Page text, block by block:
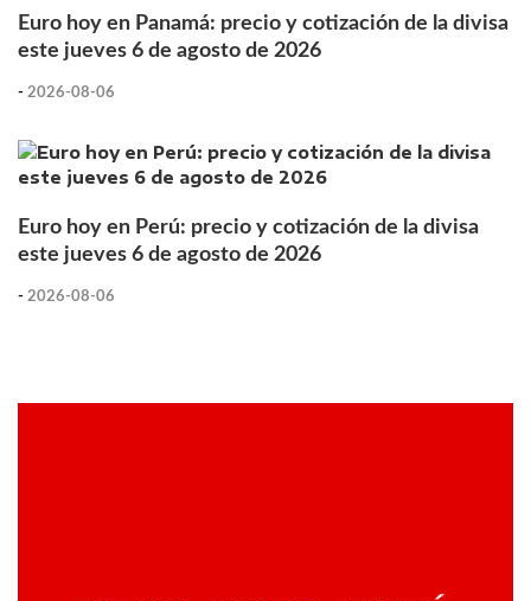
Euro hoy en Panamá: precio y cotización de la divisa
este jueves 6 de agosto de 2026
- 2026-08-06
Euro hoy en Perú: precio y cotización de la divisa
este jueves 6 de agosto de 2026
- 2026-08-06